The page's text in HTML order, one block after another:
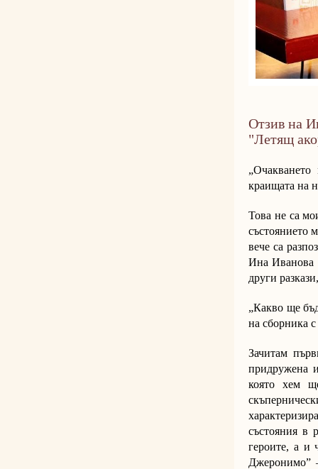
Отзив на
"Летящ
краищата на
Това не са
състоянието
вече са
Ина Иванова
други
„Какво ще
на сборника
Зачитам
придружена
която хем
състояния в
героите, а и
Джеронимо”